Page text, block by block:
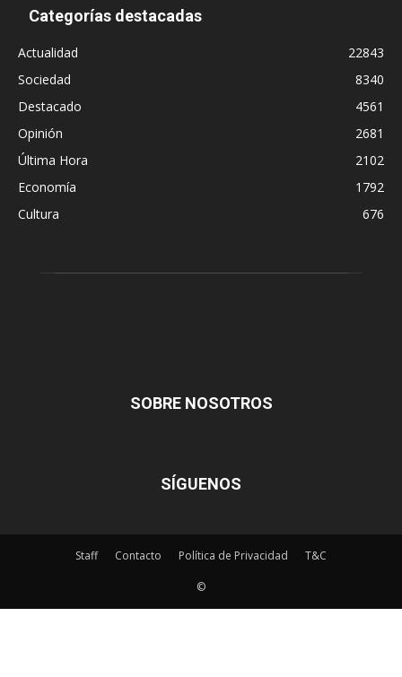
Categorías destacadas
Actualidad
22843
Sociedad
8340
Destacado
4561
Opinión
2681
Última Hora
2102
Economía
1792
Cultura
676
SOBRE NOSOTROS
SÍGUENOS
Staff Contacto Política de Privacidad T&C
©